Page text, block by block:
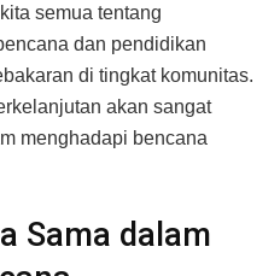
semua tentang
dan pendidikan
di tingkat komunitas.
akan sangat
menghadapi bencana
Sama dalam